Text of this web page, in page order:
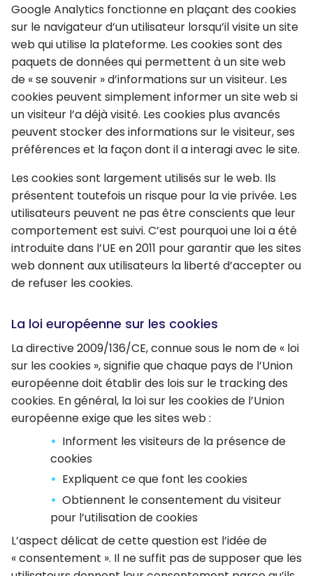
Google Analytics fonctionne en plaçant des cookies
sur le navigateur d’un utilisateur lorsqu’il visite un site
web qui utilise la plateforme. Les cookies sont des
paquets de données qui permettent à un site web
de « se souvenir » d’informations sur un visiteur. Les
cookies peuvent simplement informer un site web si
un visiteur l’a déjà visité. Les cookies plus avancés
peuvent stocker des informations sur le visiteur, ses
préférences et la façon dont il a interagi avec le site.
Les cookies sont largement utilisés sur le web. Ils
présentent toutefois un risque pour la vie privée. Les
utilisateurs peuvent ne pas être conscients que leur
comportement est suivi. C’est pourquoi une loi a été
introduite dans l’UE en 2011 pour garantir que les sites
web donnent aux utilisateurs la liberté d’accepter ou
de refuser les cookies.
La loi européenne sur les cookies
La directive 2009/136/CE, connue sous le nom de « loi
sur les cookies », signifie que chaque pays de l’Union
européenne doit établir des lois sur le tracking des
cookies. En général, la loi sur les cookies de l’Union
européenne exige que les sites web :
Informent les visiteurs de la présence de
cookies
Expliquent ce que font les cookies
Obtiennent le consentement du visiteur
pour l’utilisation de cookies
L’aspect délicat de cette question est l’idée de
« consentement ». Il ne suffit pas de supposer que les